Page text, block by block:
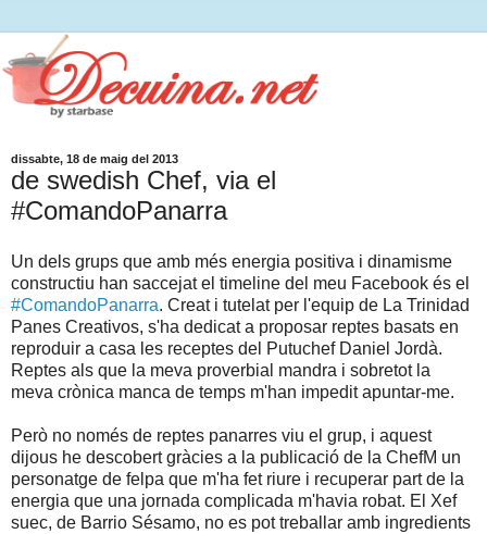
dissabte, 18 de maig del 2013
de swedish Chef, via el
#ComandoPanarra
Un dels grups que amb més energia positiva i dinamisme
constructiu han saccejat el timeline del meu Facebook és el
#ComandoPanarra. Creat i tutelat per l'equip de La Trinidad
Panes Creativos, s'ha dedicat a proposar reptes basats en
reproduir a casa les receptes del Putuchef Daniel Jordà.
Reptes als que la meva proverbial mandra i sobretot la
meva crònica manca de temps m'han impedit apuntar-me.
Però no només de reptes panarres viu el grup, i aquest
dijous he descobert gràcies a la publicació de la ChefM un
personatge de felpa que m'ha fet riure i recuperar part de la
energia que una jornada complicada m'havia robat. El Xef
suec, de Barrio Sésamo, no es pot treballar amb ingredients